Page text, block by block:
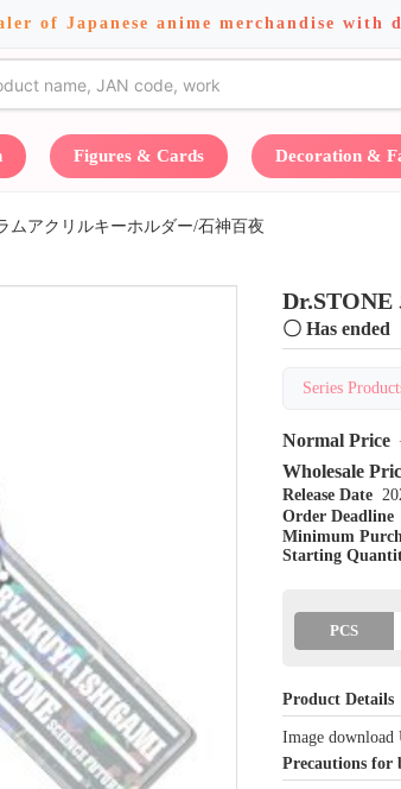
of Japanese anime merchandise with
Figures & Cards Decoration &
ムアクリルキーホルダー/石神百夜
〇 Has ended
Series
Normal Price
Wholesale
Release Date
Order Deadline
Minimum
Starting
PCS
Product Details
Image download
Precautions for